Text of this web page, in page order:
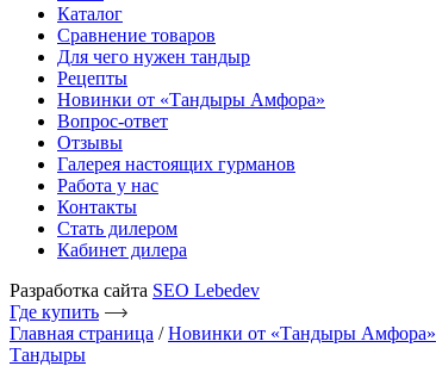
Каталог
Сравнение товаров
Для чего нужен тандыр
Рецепты
Новинки от «Тандыры Амфора»
Вопрос-ответ
Отзывы
Галерея настоящих гурманов
Работа у нас
Контакты
Стать дилером
Кабинет дилера
Разработка сайта SEO Lebedev
Где купить
Главная страница /Новинки от «Тандыры Амфора»
Тандыры